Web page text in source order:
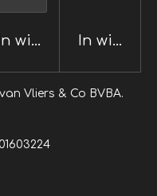
winkelwagen
In
Vliers & Co BVBA.